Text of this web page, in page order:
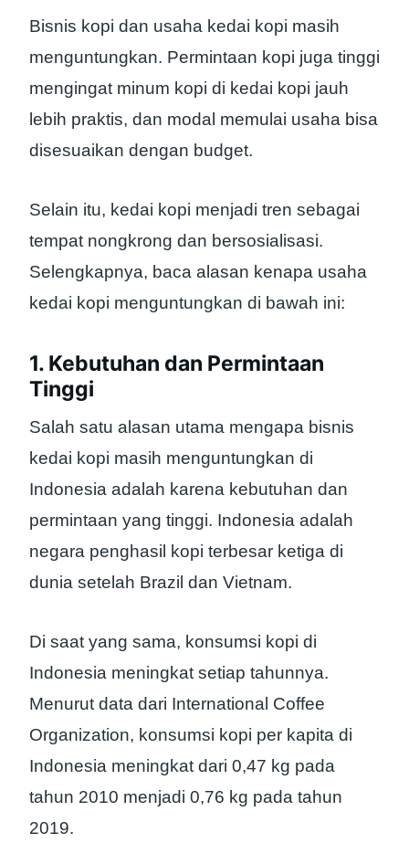
Bisnis kopi dan usaha kedai kopi masih
menguntungkan. Permintaan kopi juga tinggi
mengingat minum kopi di kedai kopi jauh
lebih praktis, dan modal memulai usaha bisa
disesuaikan dengan budget.
Selain itu, kedai kopi menjadi tren sebagai
tempat nongkrong dan bersosialisasi.
Selengkapnya, baca alasan kenapa usaha
kedai kopi menguntungkan di bawah ini:
1. Kebutuhan dan Permintaan
Tinggi
Salah satu alasan utama mengapa bisnis
kedai kopi masih menguntungkan di
Indonesia adalah karena kebutuhan dan
permintaan yang tinggi. Indonesia adalah
negara penghasil kopi terbesar ketiga di
dunia setelah Brazil dan Vietnam.
Di saat yang sama, konsumsi kopi di
Indonesia meningkat setiap tahunnya.
Menurut data dari International Coffee
Organization, konsumsi kopi per kapita di
Indonesia meningkat dari 0,47 kg pada
tahun 2010 menjadi 0,76 kg pada tahun
2019.